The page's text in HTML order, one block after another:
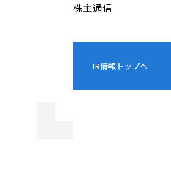
株主通信
IR情報トップへ